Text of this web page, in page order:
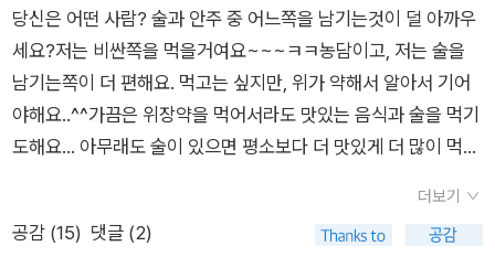
의 ‘푸슈’를 따라 해 볼 만큼의 안주 형편이 되는 것은 아닌데, 한
잔의 술을 마시는 시간만큼 혼자 하루를 돌아본다는 뜻에서 대견
스럽다고나 할까. 헛되지 않았구나 싶은 안도감이라고도 할 수 있
겠고. 이제 와카코의 술은 이 책으로 다 본 셈이고, 나만의 술만
남게 되었구나. 맥주 안주에는 튀김이라는 말, 알았으면서도 또
당신은 어떤 사람? 술과 안주 중 어느쪽을 남기는것이 덜 아까우
세요?저는 비싼쪽을 먹을거여요~~~ㅋㅋ농담이고, 저는 술을
남기는쪽이 더 편해요. 먹고는 싶지만, 위가 약해서 알아서 기어
야해요..^^가끔은 위장약을 먹어서라도 맛있는 음식과 술을 먹기
도해요... 아무래도 술이 있으면 평소보다 더 맛있게 더 많이 먹게
술은 많이 마시지 않지만 안주와 맞는 술을 반주로 마시는거 좋아
해요. 우연히 '와카코와 술'을 접하게 되었는데, 읽다보니깐 일드
더보기
공감 (15) 댓글 (2)